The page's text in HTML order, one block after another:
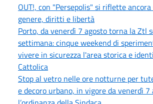
OUT!, con "Persepolis" si riflette
genere, diritti e libertà
Porto, da venerdì 7 agosto torna la Ztl
settimana: cinque weekend di
vivere in sicurezza l'area storica e
Cattolica
Stop al vetro nelle ore notturne per
e decoro urbano, in vigore da venerdì 7